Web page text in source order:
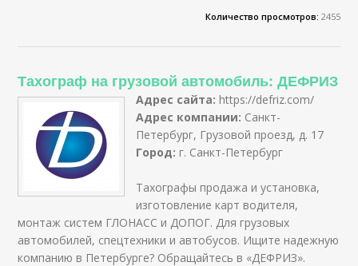
Количество просмотров: 2455
Тахограф на грузовой автомобиль: ДЕФРИЗ
Адрес сайта: https://defriz.com/
Адрес компании: Санкт-
Петербург, Грузовой проезд, д. 17
Город: г. Санкт-Петербург
Тахографы продажа и установка,
изготовление карт водителя,
монтаж систем ГЛОНАСС и ДОПОГ. Для грузовых
автомобилей, спецтехники и автобусов. Ищите надежную
компанию в Петербурге? Обращайтесь в «ДЕФРИЗ».